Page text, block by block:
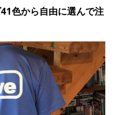
色から自由に選んで注